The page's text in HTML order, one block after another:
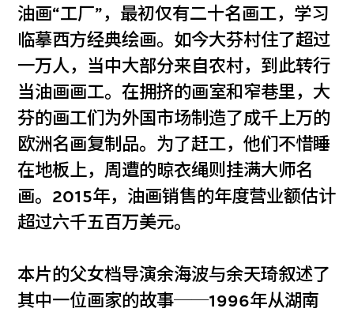
油画“工厂”，最初仅有二十名画工，学习
临摹西方经典绘画。如今大芬村住了超过
一万人，当中大部分来自农村，到此转行
当油画画工。在拥挤的画室和窄巷里，大
芬的画工们为外国市场制造了成千上万的
欧洲名画复制品。为了赶工，他们不惜睡
在地板上，周遭的晾衣绳则挂满大师名
画。2015年，油画销售的年度营业额估计
超过六千五百万美元。
本片的父女档导演余海波与余天琦叙述了
其中一位画家的故事──1996年从湖南